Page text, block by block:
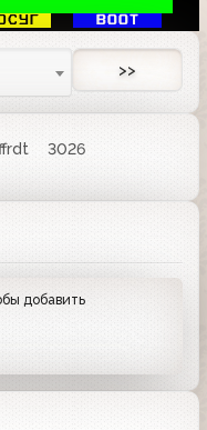
ВООТ
>>
3026
добавить